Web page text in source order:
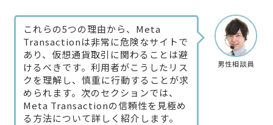
男性相談員
これらの5つの理由から、Meta
Transactionは非常に危険なサイトで
あり、仮想通貨取引に関わることは避
けるべきです。利用者がこうしたリス
クを理解し、慎重に行動することが求
められます。次のセクションでは、
Meta Transactionの信頼性を見極め
る方法について詳しく紹介します。